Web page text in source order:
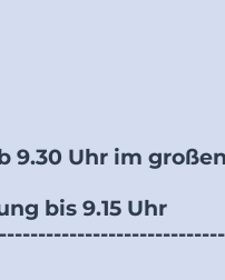
9.30 Uhr im
bis 9.15 Uhr